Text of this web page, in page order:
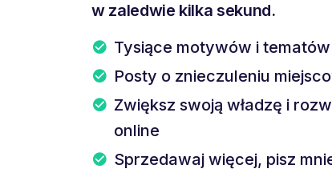
w zaledwie kilka sekund.
Tysiące motywów i
Posty o znieczuleniu
Zwiększ swoją władzę i
online
Sprzedawaj więcej, pisz